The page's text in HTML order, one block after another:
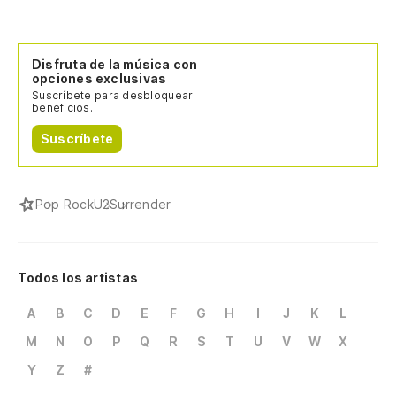
Disfruta de la música con
opciones exclusivas
Suscríbete para desbloquear
beneficios.
Suscríbete
Pop RockU2Surrender
Todos los artistas
A B C D E F G H I J K
L
M
N O P Q R S T U V W
X
Y
Z #